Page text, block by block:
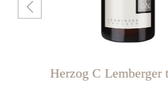
Herzog C Lemberger